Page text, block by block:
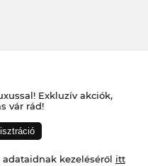
Exkluzív akciók,
vár rád!
kezeléséről itt